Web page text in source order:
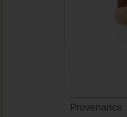
Provenance